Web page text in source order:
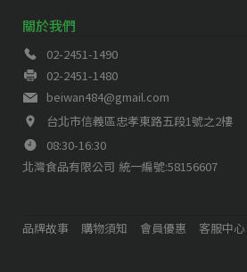
關於我們
02-2451-1490
02-2451-1480
beiwan484@gmail.com
台北市信義區忠孝東路五段1號之2樓
08:30-16:30
北灣食品有限公司 統一編號:58156607
品牌故事 購物須知 會員優惠 客服中心